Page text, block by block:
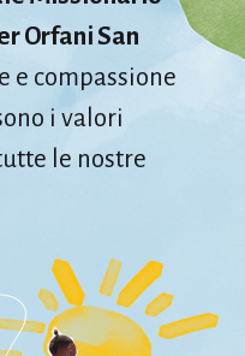
Orfani San
e compassione
i valori
le nostre